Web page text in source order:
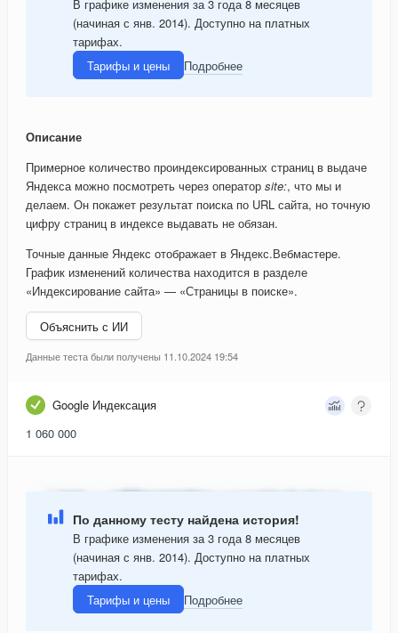
В графике изменения за 3 года 8 месяцев
(начиная с янв. 2014). Доступно на платных
тарифах.
Тарифы и цены
Подробнее
Описание
Примерное количество проиндексированных страниц в выдаче
Яндекса можно посмотреть через оператор site:, что мы и
делаем. Он покажет результат поиска по URL сайта, но точную
цифру страниц в индексе выдавать не обязан.
Точные данные Яндекс отображает в Яндекс.Вебмастере.
График изменений количества находится в разделе
«Индексирование сайта» — «Страницы в поиске».
Объяснить с ИИ
Данные теста были получены 11.10.2024 19:54
Google Индексация
1 060 000
По данному тесту найдена история!
В графике изменения за 3 года 8 месяцев
(начиная с янв. 2014). Доступно на платных
тарифах.
Тарифы и цены
Подробнее